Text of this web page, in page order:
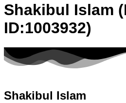
Shakibul Islam
ID:1003932)
Shakibul Islam